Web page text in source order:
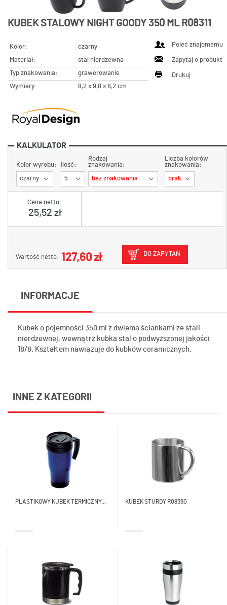
KUBEK STALOWY NIGHT GOODY 350 ML R08311
Kolor:
czarny
Materiał:
stal nierdzewna
Typ znakowania:
grawerowanie
Wymiary:
8,2 x 9,8 x 8,2 cm
Poleć znajomemu
Zapytaj o produkt
Drukuj
KALKULATOR
Cena netto:
25,52 zł
Wartość netto: 127,60 zł DO ZAPYTAŃ
Kolor wyrobu:
czarny
Ilość:
5
Rodzaj
znakowania:
bez znakowania
Liczba kolorów
znakowania:
brak
INFORMACJE
Kubek o pojemności 350 ml z dwiema ściankami ze stali
nierdzewnej, wewnątrz kubka stal o podwyższonej jakości
18/8. Kształtem nawiązuje do kubków ceramicznych.
INNE Z KATEGORII
PLASTIKOWY KUBEK TERMICZNY... KUBEK STURDY R08390